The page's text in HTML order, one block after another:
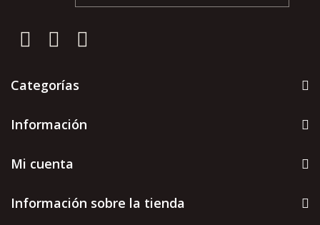
Categorías
Información
Mi cuenta
Información sobre la tienda